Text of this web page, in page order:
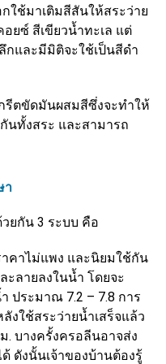
ใช้มาเติมสีสันให้สระว่าย
ยซ์ สีเขียวน้ำทะเล แต่
และมีมิติจะใช้เป็นสีดำ
รีตขัดมันผสมสีซึ่งจะทำให้
นทั้งสระ และสามารถ
า
ยกัน 3 ระบบ คือ
คาไม่แพง และนิยมใช้กัน
ลายลงในน้ำ โดยจะ
ประมาณ 7.2 – 7.8 การ
งใช้สระว่ายน้ำเสร็จแล้ว
. บางครั้งครอลีนอาจส่ง
ดังนั้นเจ้าของบ้านต้องรู้